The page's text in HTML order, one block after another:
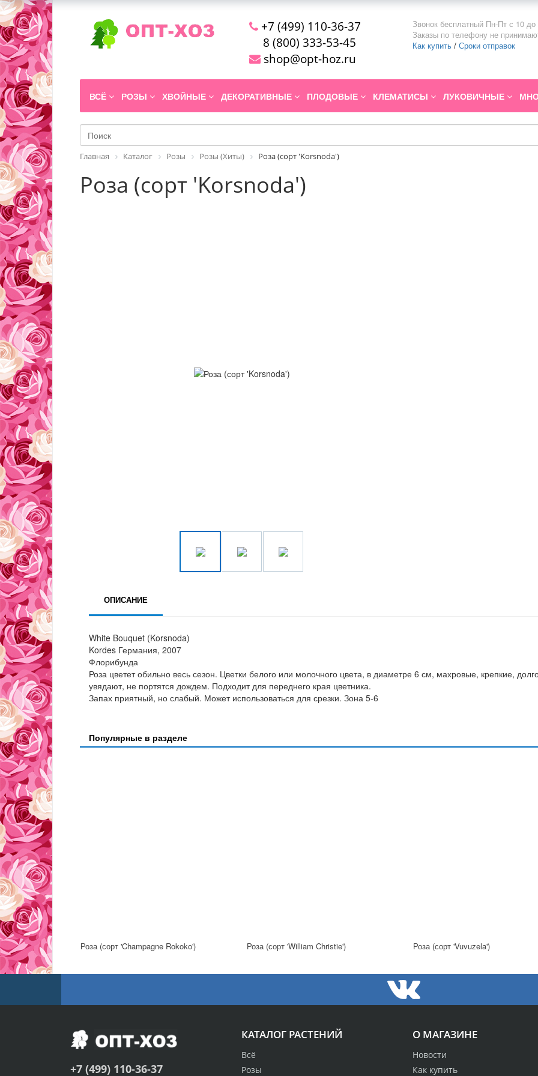
+7 (499) 110-36-37
8 (800) 333-53-45
shop@opt-hoz.ru
Звонок бесплатный Пн-Пт с 10 до
Заказы по телефону не
Как купить / Сроки отправок
ВСЁ РОЗЫ ХВОЙНЫЕ ДЕКОРАТИВНЫЕ ПЛОДОВЫЕ КЛЕМАТИСЫ ЛУКОВИЧНЫЕ
Главная Каталог Розы Розы (Хиты) Роза (сорт 'Korsnoda')
Роза (сорт 'Korsnoda')
ОПИСАНИЕ
White Bouquet (Korsnoda)
Kordes Германия, 2007
Флорибунда
Роза цветет обильно весь сезон. Цветки белого или молочного цвета, в диаметре 6 см, махровые, крепкие,
увядают, не портятся дождем. Подходит для переднего края цветника.
Запах приятный, но слабый. Может использоваться для срезки. Зона 5-6
Популярные в разделе
Роза (сорт 'Champagne Rokoko') Роза (сорт 'William Christie') Роза (сорт 'Vuvuzela')
О МАГАЗИНЕ
Новости
Как купить
КАТАЛОГ РАСТЕНИЙ
Всё
Розы
+7 (499) 110-36-37